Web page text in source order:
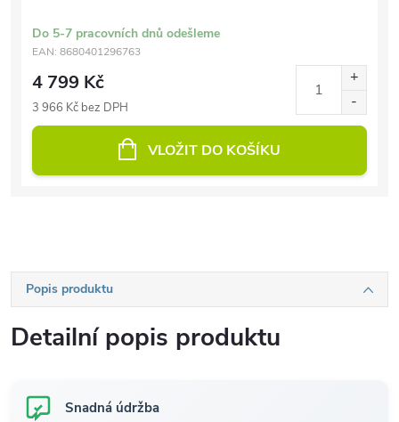
Do 5-7 pracovních dnů odešleme
EAN: 8680401296763
4 799 Kč
3 966 Kč bez DPH
VLOŽIT DO KOŠÍKU
Popis produktu
Detailní popis produktu
Snadná údržba